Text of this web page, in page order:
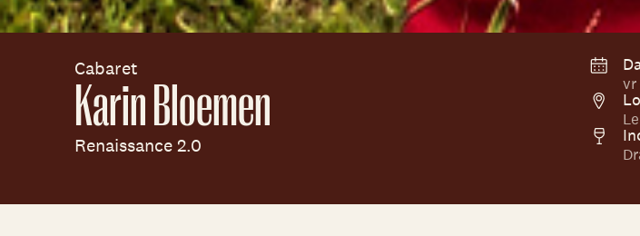
Cabaret
Karin Bloemen
Renaissance 2.0
vr